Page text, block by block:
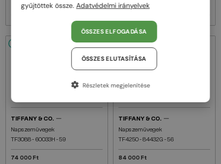
67 000 Ft 71 000 Ft 87 000 Ft
TIFFANY & CO. —
Napszemüvegek
TF3088 - 60033H - 59
74 000 Ft
48/72
TIFFANY & CO. —
Napszemüvegek
TF4250 - 84432G - 56
84 000 Ft
gyűjtöttek össze. Adatvédelmi irányelvek
ÖSSZES ELFOGADÁSA
ÖSSZES ELUTASÍTÁSA
Részletek megjelenítése